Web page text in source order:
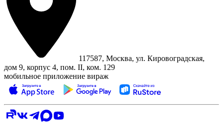
117587, Москва, ул. Кировоградская,
дом 9, корпус 4, пом. II, ком. 129
мобильное приложение вираж